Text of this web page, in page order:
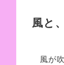
風と
風が